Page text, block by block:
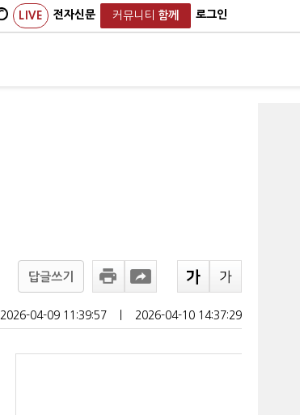
LIVE 전자신문 커뮤니티 함께 로그인
답글쓰기
2026-04-09 11:39:57 2026-04-10 14:37:29